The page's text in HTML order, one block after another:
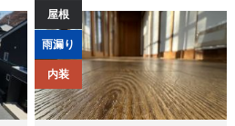
屋根
雨漏り
内装